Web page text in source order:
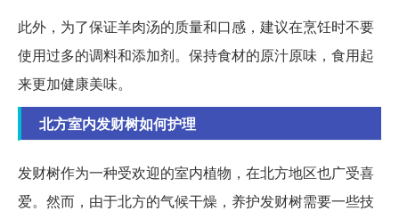
此外，为了保证羊肉汤的质量和口感，建议在烹饪时不要
使用过多的调料和添加剂。保持食材的原汁原味，食用起
来更加健康美味。
北方室内发财树如何护理
发财树作为一种受欢迎的室内植物，在北方地区也广受喜
爱。然而，由于北方的气候干燥，养护发财树需要一些技